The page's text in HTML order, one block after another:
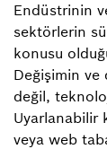
Endüstrinin
sektörlerin
konusu
Değişimin ve
değil,
Uyarlanabilir
veya web